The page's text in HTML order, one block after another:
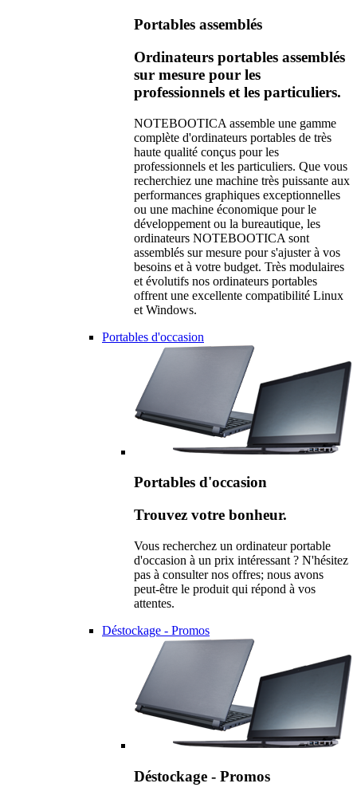
Portables assemblés
Ordinateurs portables assemblés
sur mesure pour les
professionnels et les particuliers.
NOTEBOOTICA assemble une gamme
complète d'ordinateurs portables de très
haute qualité conçus pour les
professionnels et les particuliers. Que vous
recherchiez une machine très puissante aux
performances graphiques exceptionnelles
ou une machine économique pour le
développement ou la bureautique, les
ordinateurs NOTEBOOTICA sont
assemblés sur mesure pour s'ajuster à vos
besoins et à votre budget. Très modulaires
et évolutifs nos ordinateurs portables
offrent une excellente compatibilité Linux
et Windows.
Portables d'occasion
Portables d'occasion
Trouvez votre bonheur.
Vous recherchez un ordinateur portable
d'occasion à un prix intéressant ? N'hésitez
pas à consulter nos offres; nous avons
peut-être le produit qui répond à vos
attentes.
Déstockage - Promos
Déstockage - Promos